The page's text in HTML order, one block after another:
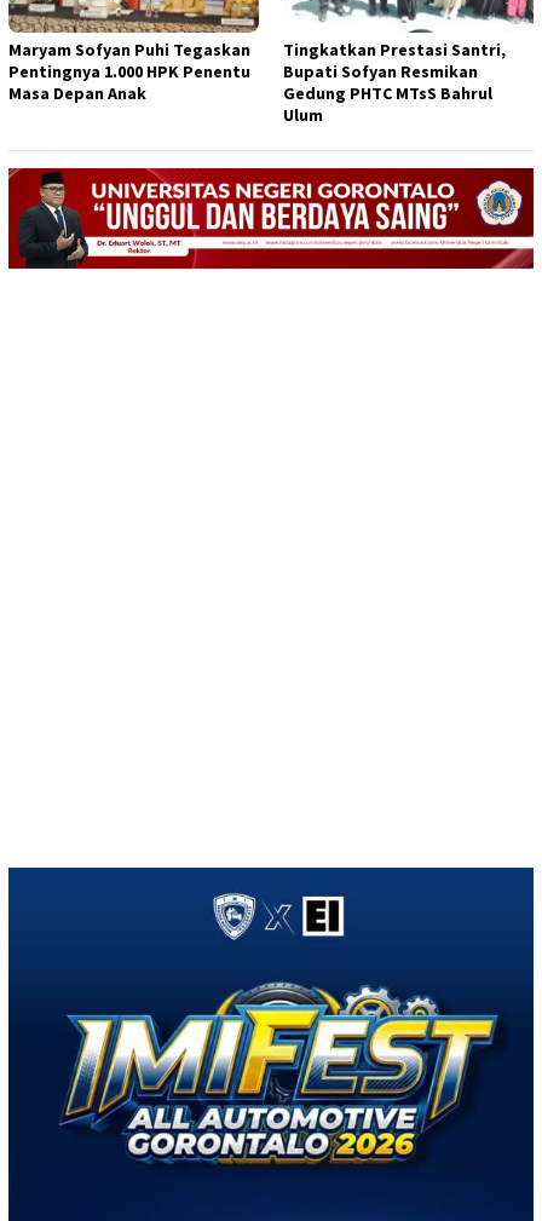
Maryam Sofyan Puhi Tegaskan
Pentingnya 1.000 HPK Penentu
Masa Depan Anak
Tingkatkan Prestasi Santri,
Bupati Sofyan Resmikan
Gedung PHTC MTsS Bahrul
Ulum